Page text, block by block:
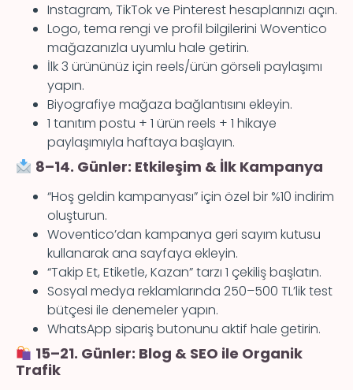
Instagram, TikTok ve Pinterest hesaplarınızı açın.
Logo, tema rengi ve profil bilgilerini Woventico
mağazanızla uyumlu hale getirin.
İlk 3 ürününüz için reels/ürün görseli paylaşımı
yapın.
Biyografiye mağaza bağlantısını ekleyin.
1 tanıtım postu + 1 ürün reels + 1 hikaye
paylaşımıyla haftaya başlayın.
8–14. Günler: Etkileşim & İlk Kampanya
“Hoş geldin kampanyası” için özel bir %10 indirim
oluşturun.
Woventico’dan kampanya geri sayım kutusu
kullanarak ana sayfaya ekleyin.
“Takip Et, Etiketle, Kazan” tarzı 1 çekiliş başlatın.
Sosyal medya reklamlarında 250–500 TL’lik test
bütçesi ile denemeler yapın.
WhatsApp sipariş butonunu aktif hale getirin.
15–21. Günler: Blog & SEO ile Organik
Trafik